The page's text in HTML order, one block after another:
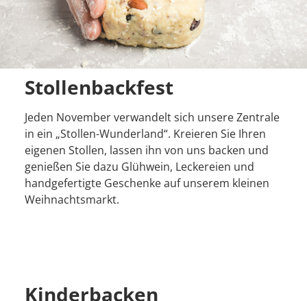
Stollenbackfest
Jeden November verwandelt sich unsere Zentrale
in ein „Stollen-Wunderland“. Kreieren Sie Ihren
eigenen Stollen, lassen ihn von uns backen und
genießen Sie dazu Glühwein, Leckereien und
handgefertigte Geschenke auf unserem kleinen
Weihnachtsmarkt.
Kinderbacken